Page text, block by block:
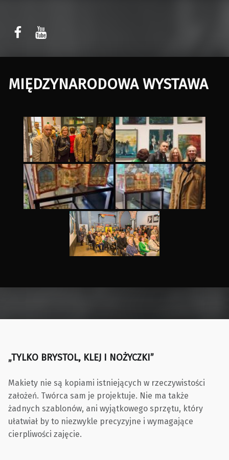
W Rytmie Światła – miasto wyobrażone
MIĘDZYNARODOWA WYSTAWA
„TYLKO BRYSTOL, KLEJ I NOŻYCZKI”
Makiety nie są kopiami istniejących w rzeczywistości
założeń. Twórca sam je projektuje. Nie ma także
żadnych szablonów, ani wyjątkowego sprzętu, który
ułatwiał by to niezwykle precyzyjne i wymagające
cierpliwości zajęcie.